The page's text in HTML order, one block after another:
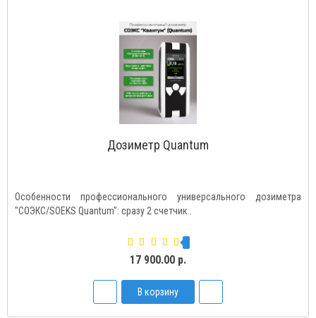
Дозиметр Quantum
Особенности профессионального универсального дозиметра
"СОЭКС/SOEKS Quantum": сразу 2 счетчик..
17 900.00 р.
В корзину